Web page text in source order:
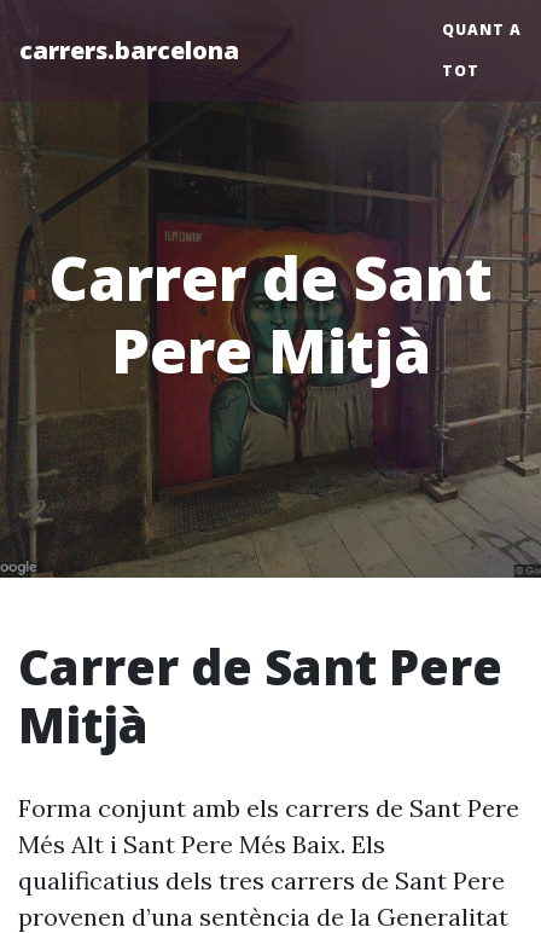
carrers.barcelona
QUANT A
TOT
Carrer de Sant
Pere Mitjà
Carrer de Sant Pere
Mitjà
Forma conjunt amb els carrers de Sant Pere
Més Alt i Sant Pere Més Baix. Els
qualificatius dels tres carrers de Sant Pere
provenen d’una sentència de la Generalitat